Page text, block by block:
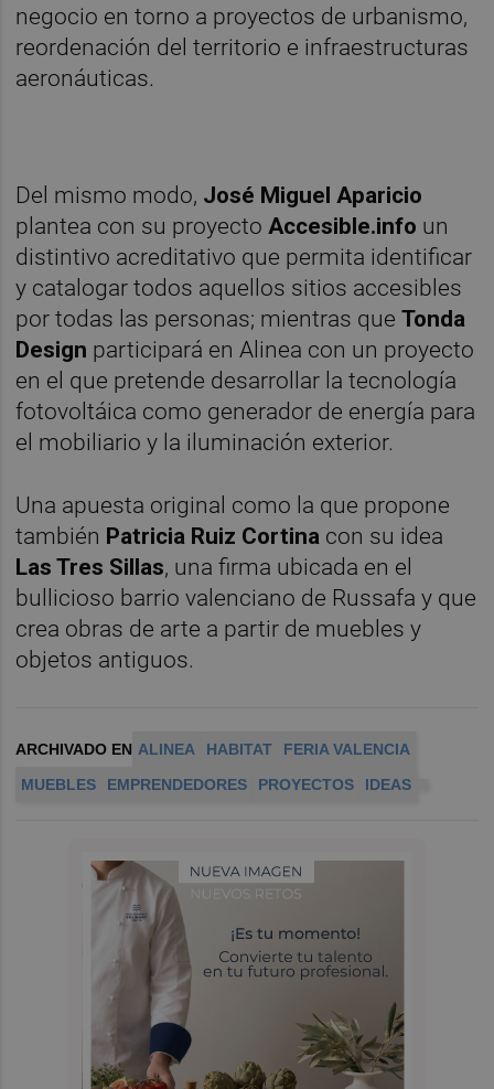
negocio en torno a proyectos de urbanismo,
reordenación del territorio e infraestructuras
aeronáuticas.
Del mismo modo, José Miguel Aparicio
plantea con su proyecto Accesible.info un
distintivo acreditativo que permita identificar
y catalogar todos aquellos sitios accesibles
por todas las personas; mientras queTonda
Design participará en Alinea con un proyecto
en el que pretende desarrollar la tecnología
fotovoltáica como generador de energía para
el mobiliario y la iluminación exterior.
Una apuesta original como la que propone
también Patricia Ruiz Cortina con su idea
Las Tres Sillas, una firma ubicada en el
bullicioso barrio valenciano de Russafa y que
crea obras de arte a partir de muebles y
objetos antiguos.
ARCHIVADO EN ALINEA HABITAT
FERIA VALENCIA
MUEBLES
EMPRENDEDORES PROYECTOS IDEAS